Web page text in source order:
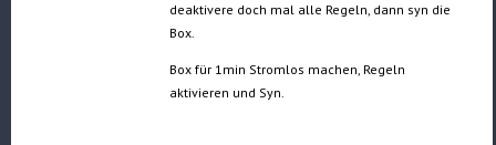
deaktivere doch mal alle Regeln, dann syn die
Box.
Box für 1min Stromlos machen, Regeln
aktivieren und Syn.